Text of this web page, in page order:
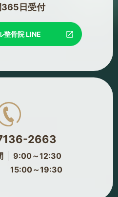
日受付
整骨院 LINE
2663
9:00～12:30
～19:30